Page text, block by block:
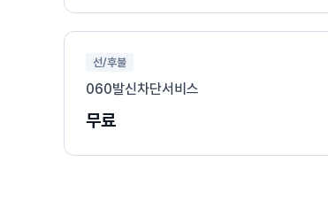
선/후불
060발신차단서비스
무료